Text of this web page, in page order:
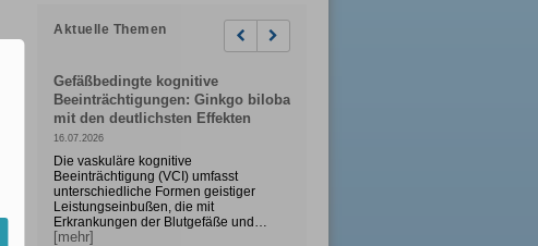
Aktuelle Themen Previous
Gefäßbedingte kognitive
Beeinträchtigungen: Ginkgo biloba
mit den deutlichsten Effekten
16.07.2026
Die vaskuläre kognitive
Beeinträchtigung (VCI) umfasst
unterschiedliche Formen geistiger
Leistungseinbußen, die mit
Erkrankungen der Blutgefäße und…
[mehr]